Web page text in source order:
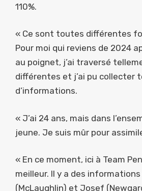
110%.
« Ce sont toutes différentes
Pour moi qui reviens de 2024
au poignet, j’ai traversé
différentes et j’ai pu collecter
d’informations.
« J’ai 24 ans, mais dans
jeune. Je suis mûr pour
« En ce moment, ici à Team
meilleur. Il y a des
(McLaughlin) et Josef